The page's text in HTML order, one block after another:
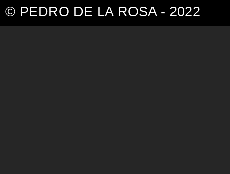
© PEDRO DE LA ROSA - 2022